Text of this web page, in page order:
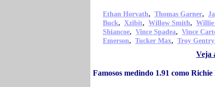
Ethan Horvath, Thomas Garner,
Buck, Xzibit, Willow Smith, Willie
Shiancoe, Vince Spadea, Vince
Emerson, Tucker Max, Troy Gentry
Veja
Famosos medindo 1.91 como Richie